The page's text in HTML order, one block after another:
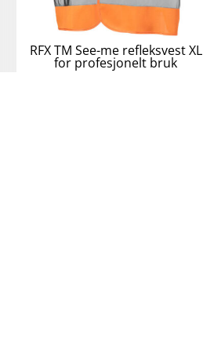
RFX TM See-me refleksvest XL
for profesjonelt bruk